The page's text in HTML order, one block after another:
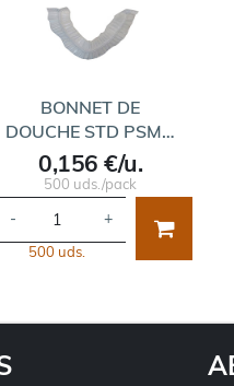
BONNET DE
DOUCHE STD PSM…
0,156 €/u.
500 uds./pack
- +
500 uds.